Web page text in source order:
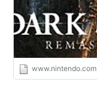
www.nintendo.com